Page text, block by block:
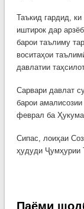
Таъкид гардид,
иштирок дар
барои таълиму
воситаҳои
давлатии
Сарвари давлат
барои
феврал ба
Сипас, лоиҳаи
ҳудуди Ҷумҳурии
Паёми